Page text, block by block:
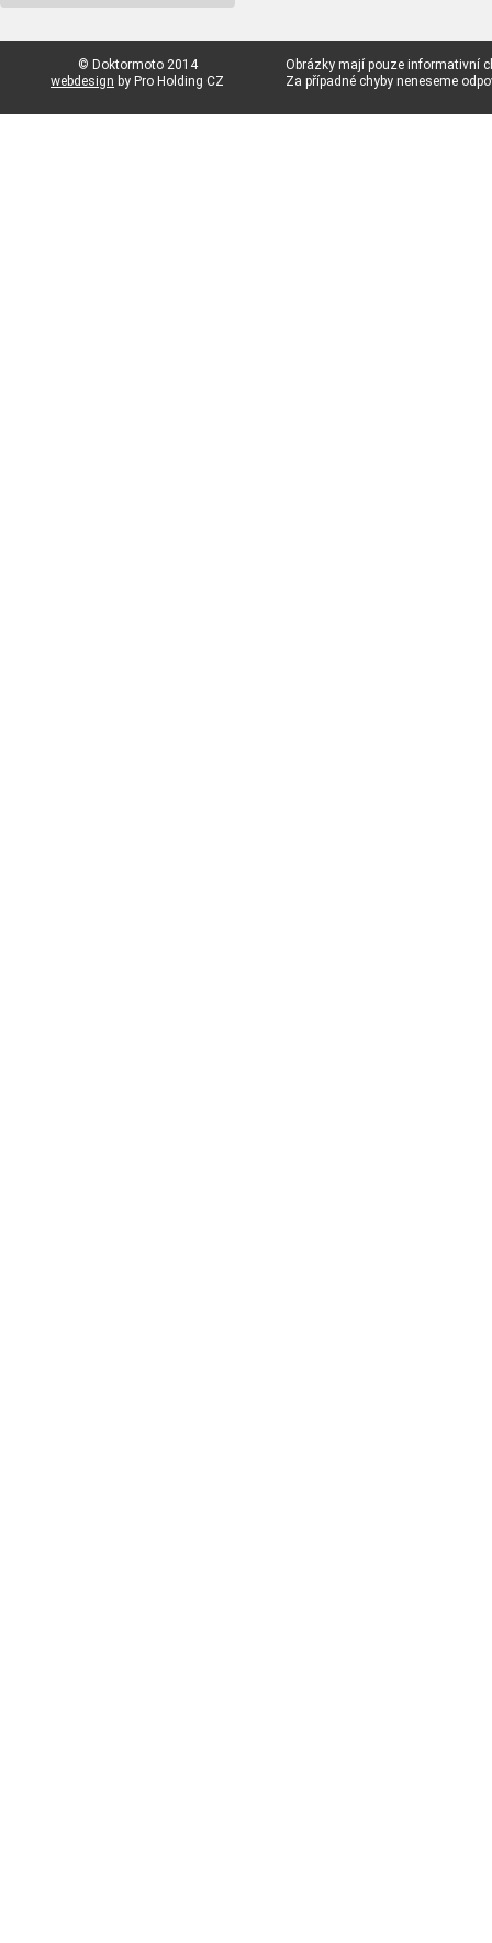
© Doktormoto 2014
webdesign by Pro Holding CZ
Obrázky mají pouze informativní
Za případné chyby neneseme